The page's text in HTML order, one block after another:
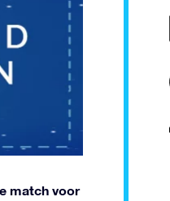
match voor